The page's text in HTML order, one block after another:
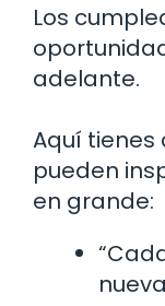
Los
adelante.
Aquí tienes
pueden
en grande: